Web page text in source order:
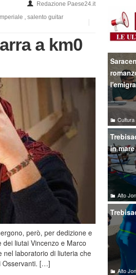
Redazione Paese24.it
, salento guitar
a km0
però, per dedizione e
liutai Vincenzo e Marco
nel laboratorio di liuteria che
Osservanti. […]
Cultura
in
Alto
Alto